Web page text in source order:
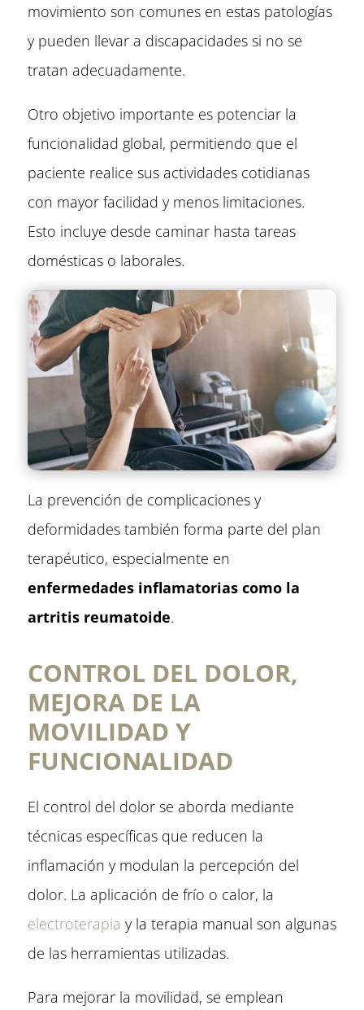
movimiento son comunes en estas patologías
y pueden llevar a discapacidades si no se
tratan adecuadamente.
Otro objetivo importante es potenciar la
funcionalidad global, permitiendo que el
paciente realice sus actividades cotidianas
con mayor facilidad y menos limitaciones.
Esto incluye desde caminar hasta tareas
domésticas o laborales.
La prevención de complicaciones y
deformidades también forma parte del plan
terapéutico, especialmente en
enfermedades inflamatorias como la
artritis reumatoide.
CONTROL DEL DOLOR,
MEJORA DE LA
MOVILIDAD Y
FUNCIONALIDAD
El control del dolor se aborda mediante
técnicas específicas que reducen la
inflamación y modulan la percepción del
dolor. La aplicación de frío o calor, la
electroterapia y la terapia manual son algunas
de las herramientas utilizadas.
Para mejorar la movilidad, se emplean